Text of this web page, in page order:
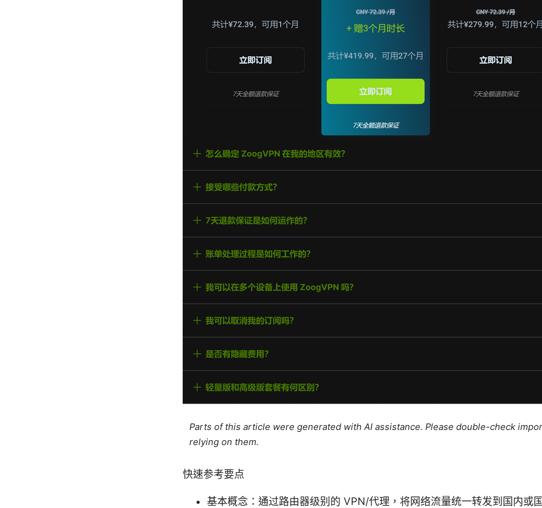
Parts of this article were generated with AI assistance. Please double-check
relying on them.
快速参考要点
基本概念：通过路由器级别的 VPN/代理，将网络流量统一转发到国内或